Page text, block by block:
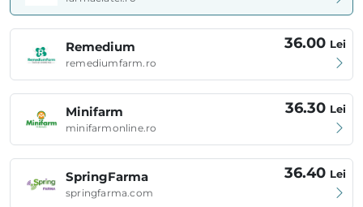
Remedium
remediumfarm.ro
36.00 Lei
Minifarm
minifarmonline.ro
36.30 Lei
SpringFarma
springfarma.com
36.40 Lei